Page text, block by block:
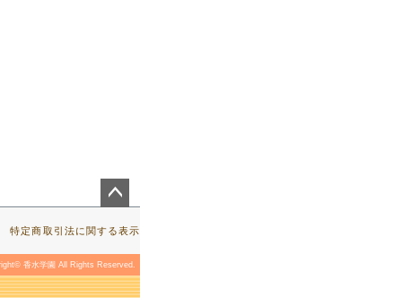
ジト
ップ
へ
特定商取引法に関する表示
香水学園 All Rights Reserved.